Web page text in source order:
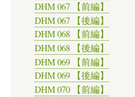
DHM 067 【前編】
DHM 067 【後編】
DHM 068 【前編】
DHM 068 【後編】
DHM 069 【前編】
DHM 069 【後編】
DHM 070 【前編】